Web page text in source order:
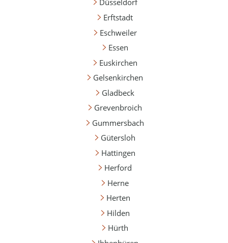
Düsseldorf
Erftstadt
Eschweiler
Essen
Euskirchen
Gelsenkirchen
Gladbeck
Grevenbroich
Gummersbach
Gütersloh
Hattingen
Herford
Herne
Herten
Hilden
Hürth